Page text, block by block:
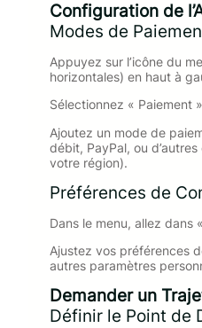
Configuration de
Modes de
Appuyez sur l’icône du
horizontales) en haut à
Sélectionnez « Paiement
Ajoutez un mode de
débit, PayPal, ou
votre région).
Préférences de
Dans le menu, allez dans
Ajustez vos préférences
autres paramètres
Demander un
Définir le Point de